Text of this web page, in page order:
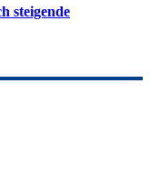
steigende